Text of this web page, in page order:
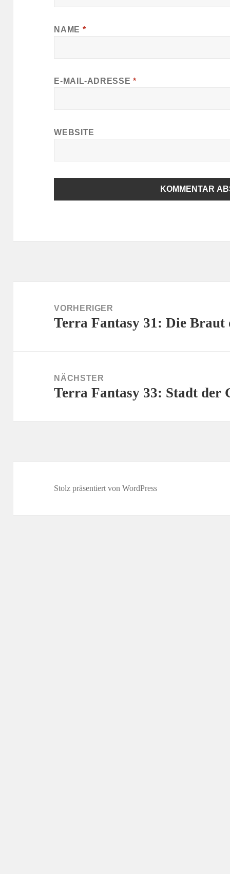
NAME *
E-MAIL-ADRESSE *
WEBSITE
VORHERIGER
Vorheriger
Terra Fantasy 31: Die Braut
NÄCHSTER
Nächster
Terra Fantasy 33: Stadt der
Stolz präsentiert von WordPress